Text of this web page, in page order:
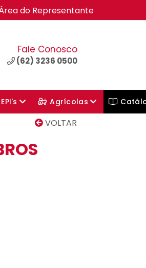
do Representante
Fale Conosco
(62) 3236 0500
EPI's Agrícolas
VOLTAR